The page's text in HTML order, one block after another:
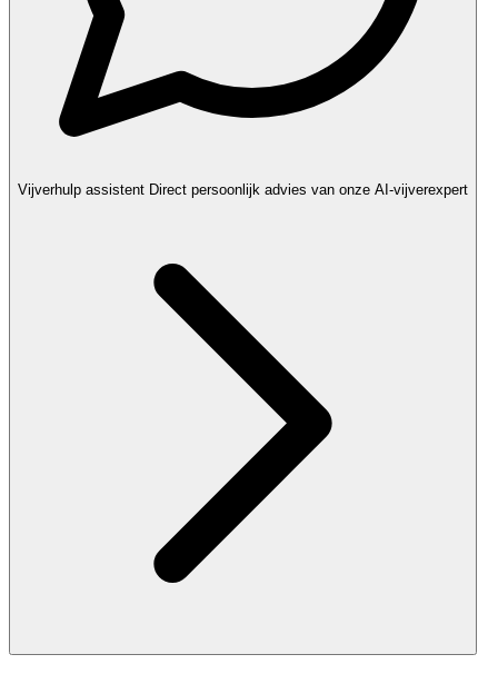
Vijverhulp assistent Direct persoonlijk advies van onze AI-vijverexpert